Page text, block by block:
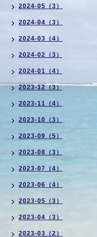
2024-05（3）
2024-04（3）
2024-03（4）
2024-02（3）
2024-01（4）
2023-12（3）
2023-11（4）
2023-10（3）
2023-09（5）
2023-08（3）
2023-07（4）
2023-06（4）
2023-05（3）
2023-04（3）
2023-03（2）